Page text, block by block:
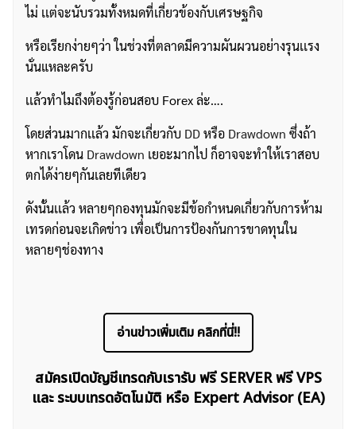
ไม่ เเต่จะนับรวมทั้งหมดที่เกี่ยวข้องกับเศรษฐกิจ
หรือเรียกง่ายๆว่า ในช่วงที่ตลาดมีความผันผวนอย่างรุนเเรง
นั่นแหละครับ
เเล้วทำไมถึงต้องรู้ก่อนสอบ Forex ล่ะ….
โดยส่วนมากเเล้ว มักจะเกี่ยวกับ DDหรือ Drawdown ซึ่งถ้า
หากเราโดน Drawdown เยอะมากไป ก็อาจจะทำให้เราสอบ
ตกได้ง่ายๆกันเลยทีเดียว
ดังนั้นเเล้ว หลายๆกองทุนมักจะมีข้อกำหนดเกี่ยวกับการห้าม
เทรดก่อนจะเกิดข่าว เพื่อเป็นการป้องกันการขาดทุนใน
หลายๆช่องทาง
อ่านข่าวเพิ่มเติม คลิกที่นี่!!
สมัครเปิดบัญชีเทรดกับเรารับ ฟรี SERVER ฟรี VPS
และ ระบบเทรดอัตโนมัติ หรือ Expert Advisor (EA)